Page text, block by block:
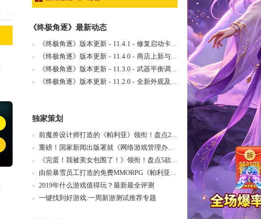
《终极角逐》最新动态
《终极角逐》版本更新 - 11.4.1 - 修复启动卡死问题
《终极角逐》版本更新 - 11.4.0 - 商店上新与电竞赛季激战
《终极角逐》版本更新 - 11.3.0 - 武器平衡调整与活动回归
《终极角逐》版本更新 - 11.2.0 - 全新外观及电竞赛事预告
独家策划
前魔兽设计师打造的《帕利亚》领衔！盘点20…
重磅！国家新闻出版署就《网络游戏管理办法…
《完蛋！我被美女包围了！》领衔！盘点5款…
由前暴雪员工打造的免费MMORPG《帕利亚》如…
2019年什么游戏值得玩？最新最全评测
一键找到好游戏:一周新游测试推荐专题